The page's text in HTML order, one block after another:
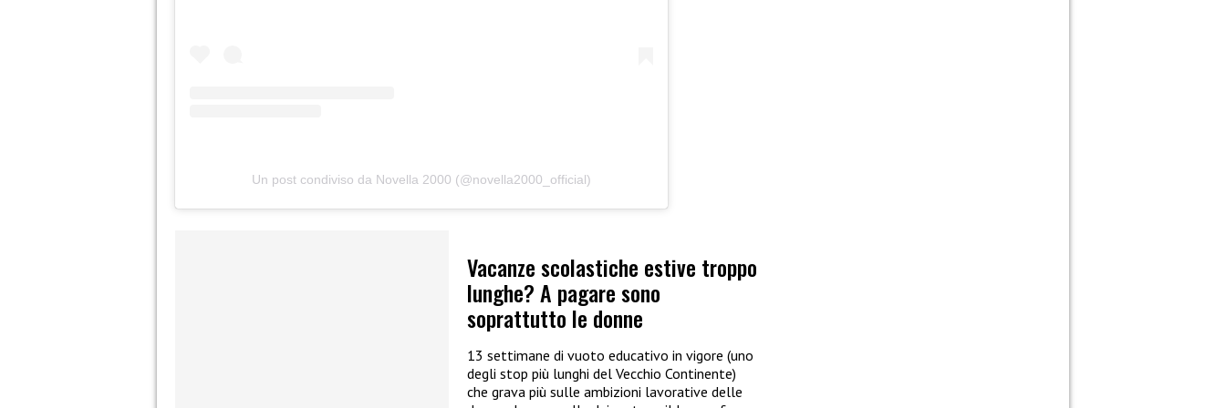
Un post condiviso da Novella 2000 (@novella2000_official)
Vacanze scolastiche estive troppo
lunghe? A pagare sono
soprattutto le donne
13 settimane di vuoto educativo in vigore (uno
degli stop più lunghi del Vecchio Continente)
che grava più sulle ambizioni lavorative delle